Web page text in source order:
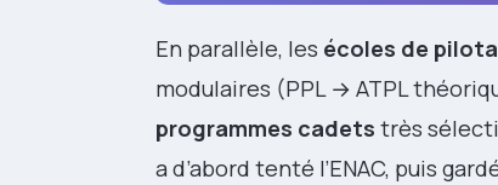
En parallèle, les écoles de
modulaires (PPL → ATPL
programmes cadets très
a d’abord tenté l’ENAC, puis